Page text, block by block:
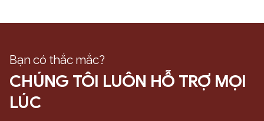
Bạn có thắc mắc?
CHÚNG TÔI LUÔN HỖ TRỢ MỌI
LÚC